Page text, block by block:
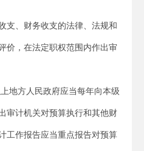
支、财务收支的法律、法规和
价，在法定职权范围内作出审
地方人民政府应当每年向本级
审计机关对预算执行和其他财
工作报告应当重点报告对预算